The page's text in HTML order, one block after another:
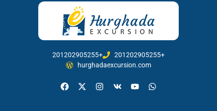
201202905255+
201202905255+
hurghadaexcursion.com